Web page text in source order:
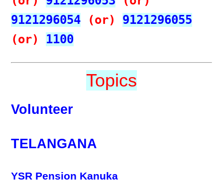
9121296054
(or)
9121296055
(or)
1100
Topics
Volunteer
TELANGANA
YSR Pension Kanuka